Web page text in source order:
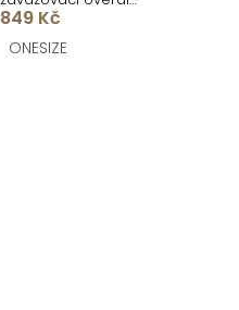
ARVIAN
849 Kč
ONESIZE